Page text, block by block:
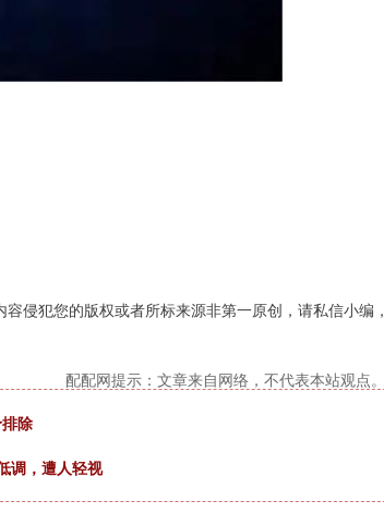
侵犯您的版权或者所标来源非第一原创，请私信小编，
配配网提示：文章来自网络，不代表本站观点。
除
调，遭人轻视